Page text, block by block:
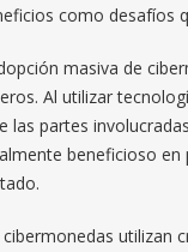
como desafíos
masiva de
Al utilizar
las partes
beneficioso en
utilizan